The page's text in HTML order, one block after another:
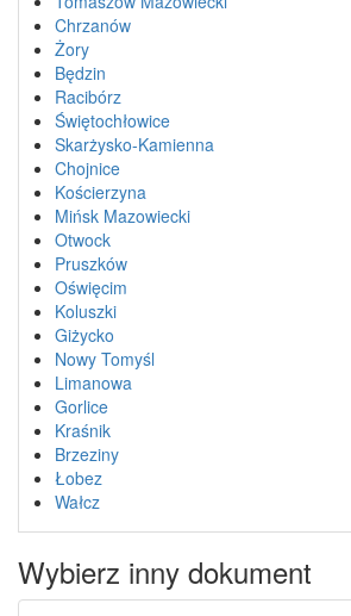
Chrzanów
Żory
Będzin
Racibórz
Świętochłowice
Skarżysko-Kamienna
Chojnice
Kościerzyna
Mińsk Mazowiecki
Otwock
Pruszków
Oświęcim
Koluszki
Giżycko
Nowy Tomyśl
Limanowa
Gorlice
Kraśnik
Brzeziny
Łobez
Wałcz
Wybierz inny dokument